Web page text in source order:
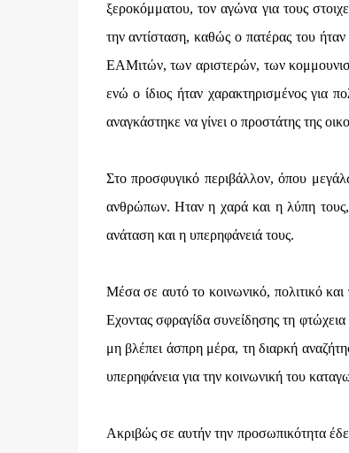
ξεροκόμματου, τον αγώνα για τους
την αντίσταση, καθώς ο πατέρας του
ΕΑΜιτών, των αριστερών, των
ενώ ο ίδιος ήταν χαρακτηρισμένος για
αναγκάστηκε να γίνει ο προστάτης της
Στο προσφυγικό περιβάλλον, όπου
ανθρώπων. Ηταν η χαρά και η λύπη
ανάταση και η υπερηφάνειά τους.
Μέσα σε αυτό το κοινωνικό, πολιτικό και
Εχοντας σφραγίδα συνείδησης τη
μη βλέπει άσπρη μέρα, τη διαρκή
υπερηφάνεια για την κοινωνική του
Ακριβώς σε αυτήν την προσωπικότητα